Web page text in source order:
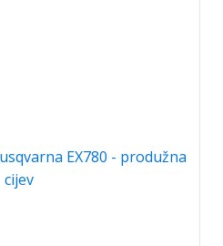
EX780 - produžna
cijev